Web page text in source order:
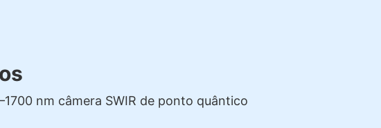
nm câmera SWIR de ponto quântico